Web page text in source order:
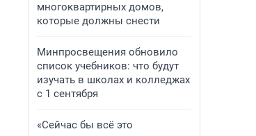
многоквартирных домов,
которые должны снести
Минпросвещения обновило
список учебников: что будут
изучать в школах и колледжах
с 1 сентября
«Сейчас бы всё это